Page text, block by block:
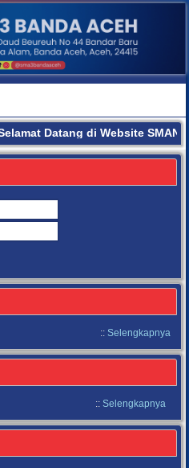
Datang di Website SMAN
:: Selengkapnya
:: Selengkapnya